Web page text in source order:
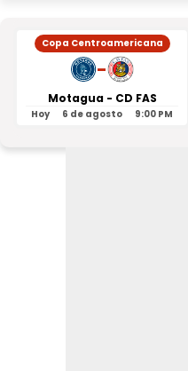
Copa Centroamericana
-
Motagua - CD FAS
Hoy 6 de agosto 9:00 PM